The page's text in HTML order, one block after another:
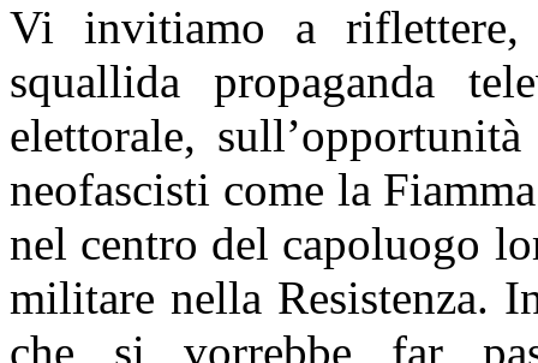
Vi invitiamo a riflettere,
squallida propaganda
elettorale,
neofascisti come la
nel centro del capoluogo
militare nella Resistenza.
che si vorrebbe far